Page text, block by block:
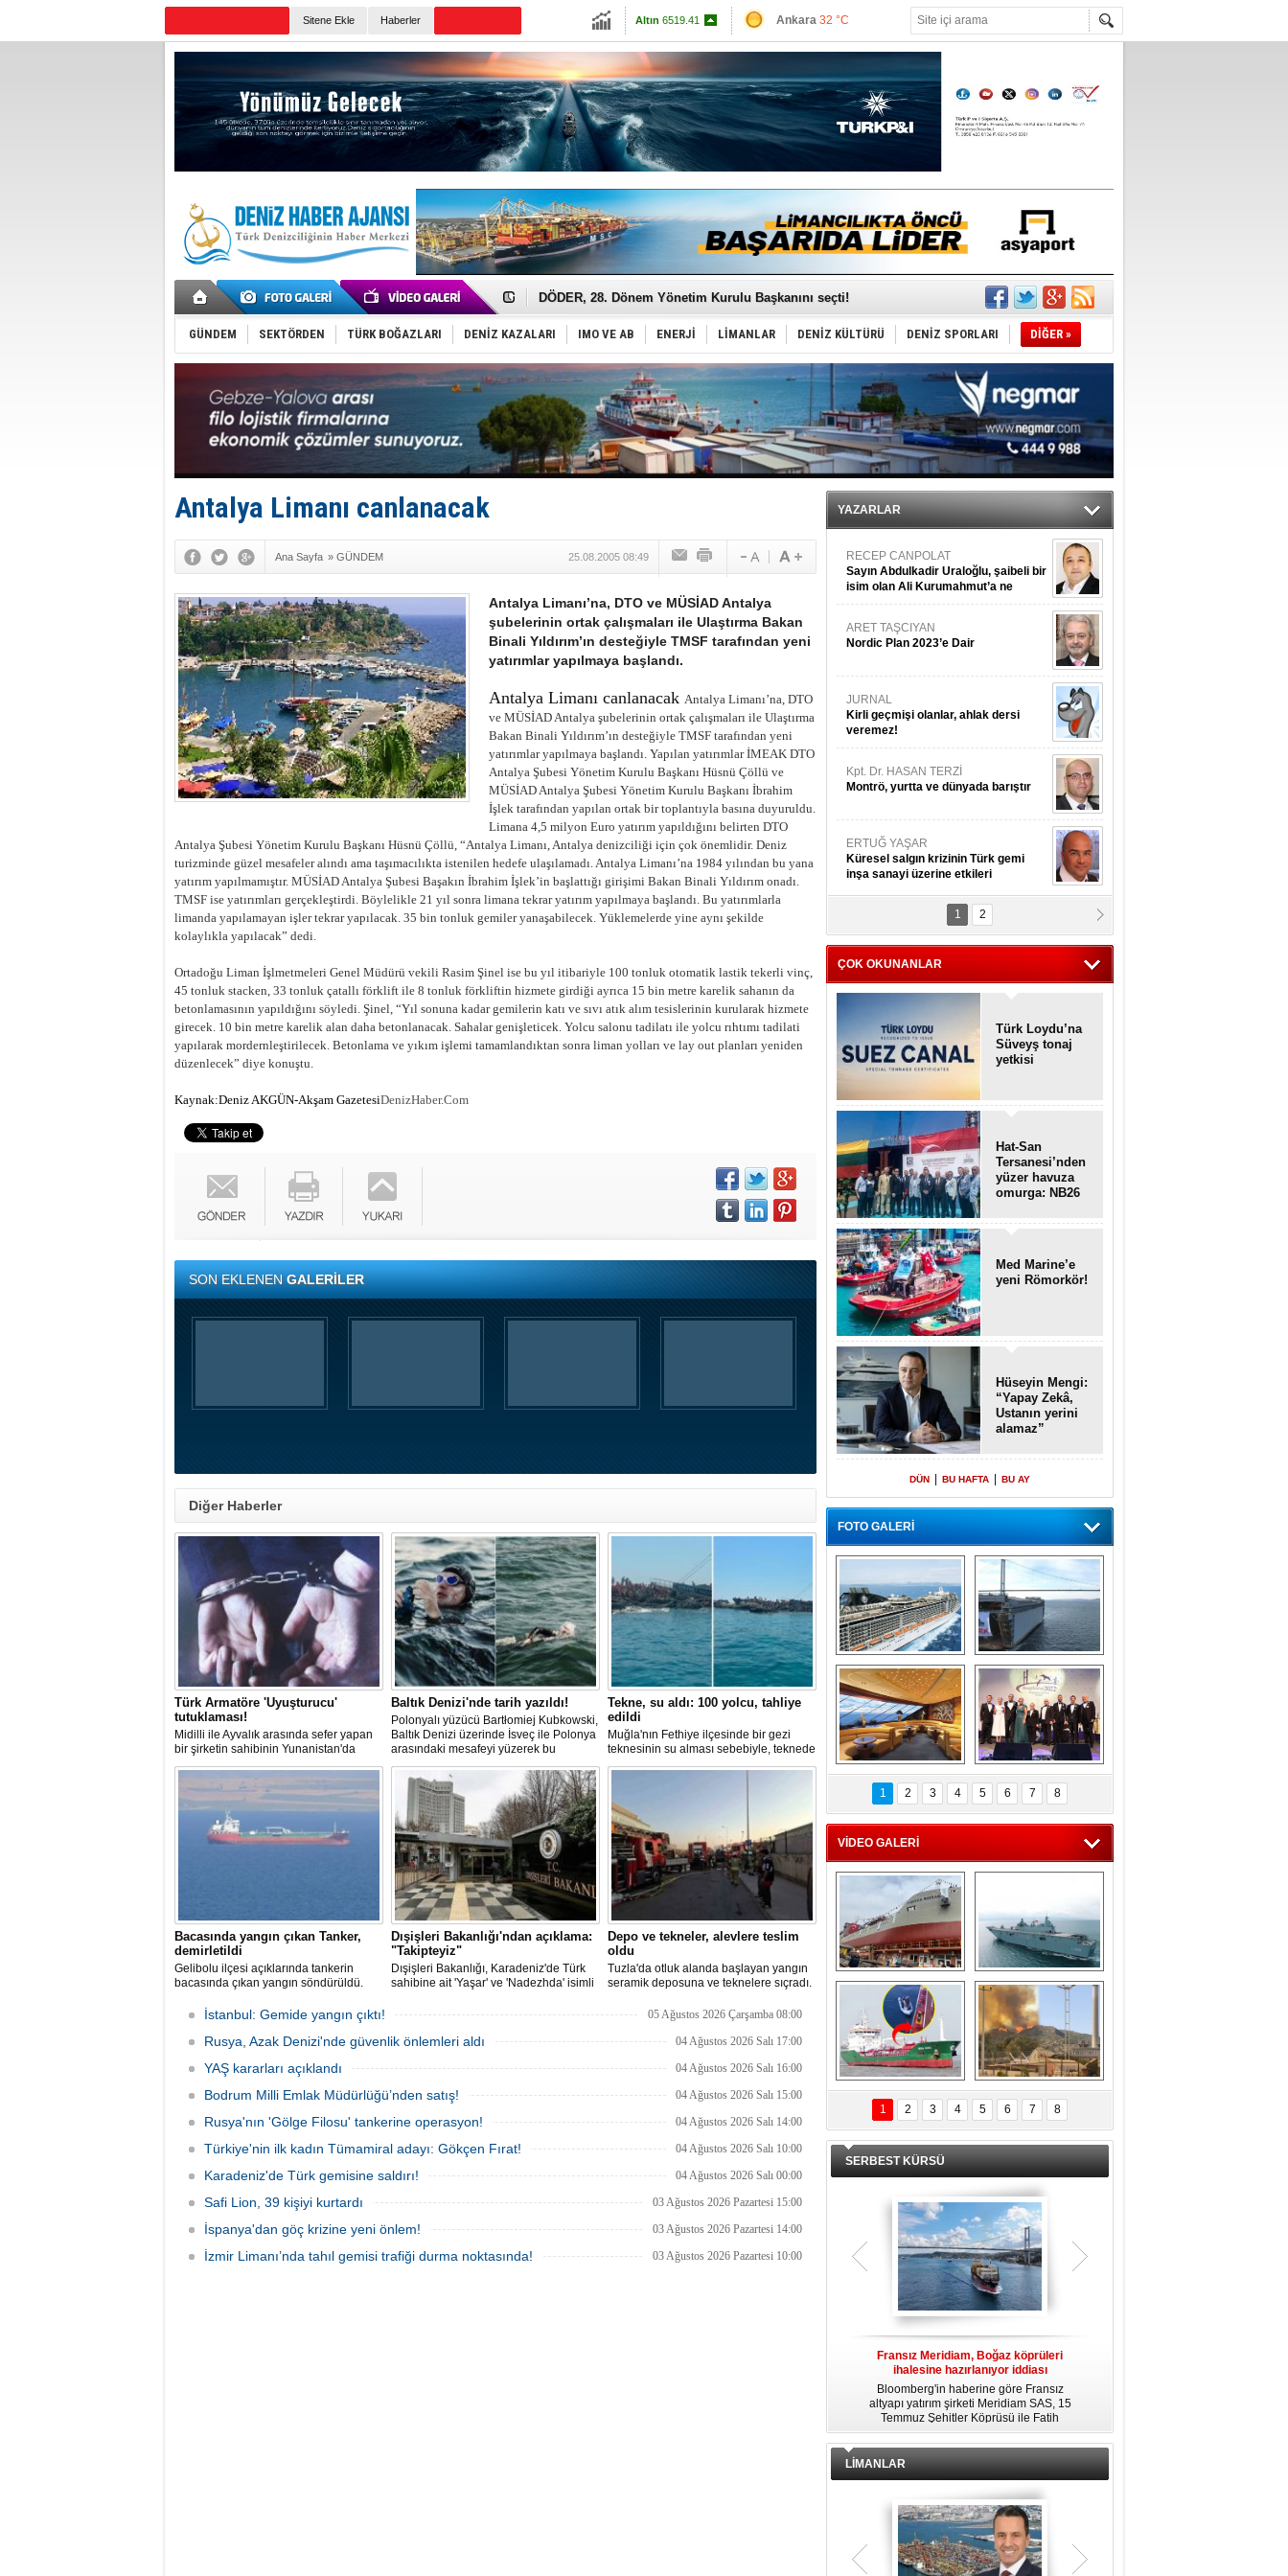
Sitene Ekle Haberler
Altın 6519.41
Euro55.0444
Ankara 32 °C
Antalya34 °C
Muğla 34 °C
Çanakkale 33 °C
Türk Armatöre 'Uyuşturucu' tutuklaması!
DÖDER, 28. Dönem Yönetim Kurulu Başkanını seçti!
Fairline, Türkiye’de ‘SoleMarin’i seçti
Baltık Denizi'nde tarih yazıldı!
Runit kubbesi okyanusun derinliklerinde halkı tehdit ediyor
Dünyanın en tehlikeli yosunu: Yüz binlerce canlıyı öldürmüş
Türk Loydu’na Süveyş tonaj yetkisi
Hüseyin Mengi: “Yapay Zekâ, Ustanın yerini alamaz”
Hat-San Tersanesi’nden yüzer havuza omurga: NB26
Med Marine’e yeni Römorkör!
KOSDER’den Karadeniz için ‘Çağrı’!
Kalyoncu’dan ‘Sefer’ kararı!
GÜNDEM SEKTÖRDEN TÜRK BOĞAZLARI DENİZ KAZALARI IMO VE AB ENERJİ LİMANLAR DENİZ KÜLTÜRÜ DENİZ SPORLARI DİĞER »
Antalya Limanı canlanacak
Ana Sayfa » GÜNDEM 25.08.2005 08:49
Antalya Limanı’na, DTO ve MÜSİAD Antalya
şubelerinin ortak çalışmaları ile Ulaştırma Bakan
Binali Yıldırım’ın desteğiyle TMSF tarafından yeni
yatırımlar yapılmaya başlandı.
Antalya Limanı canlanacak Antalya Limanı’na, DTO
ve MÜSİAD Antalya şubelerinin ortak çalışmaları ile Ulaştırma
Bakan Binali Yıldırım’ın desteğiyle TMSF tarafından yeni
yatırımlar yapılmaya başlandı. Yapılan yatırımlar İMEAK DTO
Antalya Şubesi Yönetim Kurulu Başkanı Hüsnü Çöllü ve
MÜSİAD Antalya Şubesi Yönetim Kurulu Başkanı İbrahim
İşlek tarafından yapılan ortak bir toplantıyla basına duyuruldu.
Limana 4,5 milyon Euro yatırım yapıldığını belirten DTO
Antalya Şubesi Yönetim Kurulu Başkanı Hüsnü Çöllü, “Antalya Limanı, Antalya denizciliği için çok önemlidir. Deniz
turizminde güzel mesafeler alındı ama taşımacılıkta istenilen hedefe ulaşılamadı. Antalya Limanı’na 1984 yılından bu yana
yatırım yapılmamıştır. MÜSİAD Antalya Şubesi Başakın İbrahim İşlek’in başlattığı girişimi Bakan Binali Yıldırım onadı.
TMSF ise yatırımları gerçekleştirdi. Böylelikle 21 yıl sonra limana tekrar yatırım yapılmaya başlandı. Bu yatırımlarla
limanda yapılamayan işler tekrar yapılacak. 35 bin tonluk gemiler yanaşabilecek. Yüklemelerde yine aynı şekilde
kolaylıkla yapılacak” dedi.
Ortadoğu Liman İşlmetmeleri Genel Müdürü vekili Rasim Şinel ise bu yıl itibariyle 100 tonluk otomatik lastik tekerli vinç,
45 tonluk stacken, 33 tonluk çatallı förklift ile 8 tonluk förkliftin hizmete girdiği ayrıca 15 bin metre karelik sahanın da
betonlamasının yapıldığını söyledi. Şinel, “Yıl sonuna kadar gemilerin katı ve sıvı atık alım tesislerinin kurularak hizmete
girecek. 10 bin metre karelik alan daha betonlanacak. Sahalar genişleticek. Yolcu salonu tadilatı ile yolcu rıhtımı tadilati
yapılarak mordernleştirilecek. Betonlama ve yıkım işlemi tamamlandıktan sonra liman yolları ve lay out planları yeniden
düzenlecek” diye konuştu.
Kaynak:Deniz AKGÜN-Akşam GazetesiDenizHaber.Com
SON EKLENENGALERİLER
Diğer Haberler
Türk Armatöre 'Uyuşturucu'
tutuklaması!
Midilli ile Ayvalık arasında sefer yapan
bir şirketin sahibinin Yunanistan'da
tutuklandığı bildirildi.
Baltık Denizi'nde tarih yazıldı!
Polonyalı yüzücü Bartłomiej Kubkowski,
Baltık Denizi üzerinde İsveç ile Polonya
arasındaki mesafeyi yüzerek bu
başarının ilk örneği olarak tarihe geçti.
Tekne, su aldı: 100 yolcu, tahliye
edildi
Muğla'nın Fethiye ilçesinde bir gezi
teknesinin su alması sebebiyle, teknede
bulunan 100 yolcu tahliye edildi,
Bacasında yangın çıkan Tanker,
demirletildi
Gelibolu ilçesi açıklarında tankerin
bacasında çıkan yangın söndürüldü.
Sahası'na demirletildi.
Dışişleri Bakanlığı'ndan açıklama:
"Takipteyiz"
Dışişleri Bakanlığı, Karadeniz'de Türk
sahibine ait 'Yaşar' ve 'Nadezhda' isimli
araçlarıyla gerçekleştirilen saldırıda
güvenliğinin yakından takip edildiğini
Depo ve tekneler, alevlere teslim
oldu
Tuzla'da otluk alanda başlayan yangın
seramik deposuna ve teknelere sıçradı.
alevleri kontrol altına aldı.
İstanbul: Gemide yangın çıktı! 05 Ağustos 2026 Çarşamba 08:00
Rusya, Azak Denizi'nde güvenlik önlemleri aldı 04 Ağustos 2026 Salı 17:00
YAŞ kararları açıklandı 04 Ağustos 2026 Salı 16:00
Bodrum Milli Emlak Müdürlüğü’nden satış! 04 Ağustos 2026 Salı 15:00
Rusya'nın 'Gölge Filosu' tankerine operasyon! 04 Ağustos 2026 Salı 14:00
Türkiye'nin ilk kadın Tümamiral adayı: Gökçen Fırat! 04 Ağustos 2026 Salı 10:00
Karadeniz'de Türk gemisine saldırı! 04 Ağustos 2026 Salı 00:00
Safi Lion, 39 kişiyi kurtardı 03 Ağustos 2026 Pazartesi 15:00
İspanya'dan göç krizine yeni önlem! 03 Ağustos 2026 Pazartesi 14:00
İzmir Limanı’nda tahıl gemisi trafiği durma noktasında! 03 Ağustos 2026 Pazartesi 10:00
YAZARLAR
RECEP CANPOLAT
Sayın Abdulkadir Uraloğlu, şaibeli bir
isim olan Ali Kurumahmut’a ne
danışıyorsunuz?
ARET TAŞCIYAN
Nordic Plan 2023’e Dair
JURNAL
Kirli geçmişi olanlar, ahlak dersi
veremez!
Kpt. Dr. HASAN TERZİ
Montrö, yurtta ve dünyada barıştır
ERTUĞ YAŞAR
Küresel salgın krizinin Türk gemi
inşa sanayi üzerine etkileri
Kpt. MESUT AZMİ GÖKSOY
ithafen...
1 2
ÇOK OKUNANLAR
Türk Loydu’na
Süveyş tonaj
yetkisi
Hat-San
Tersanesi’nden
yüzer havuza
omurga: NB26
Med Marine’e
yeni Römorkör!
Hüseyin Mengi:
“Yapay Zekâ,
Ustanın yerini
alamaz”
DÜN BU HAFTA BU AY
FOTO GALERİ
“Gemi içinde gemi”
konsepti ile MSC
Splendida
Dünyada tek!
Denizaltı yüzer
havuzu intikal
seyrine başladı
MSC'den 55 milyon
euroluk turizm geliri
müjdesi
5. Bosphorus Ship
Brokers Dinner,
İstanbul’da yapıldı
1 2 3 4 5 6 7 8
VİDEO GALERİ
Çeksan Tersanesi,
Başaran Bayrak
tankerini suya
indirdi
TCG Anadolu,
tersane teknik
seyrini tamamladı
Göçmenlerin
imdadına Türk
sahipli MINA DENIZ
yetişti
Milas’taki yangın
yeniden termik
santrallere doğru
ilerliyor
1 2 3 4 5 6 7 8
SERBEST KÜRSÜ
Fransız Meridiam, Boğaz köprüleri
ihalesine hazırlanıyor iddiası
Bloomberg'in haberine göre Fransız
altyapı yatırım şirketi Meridiam SAS, 15
Temmuz Şehitler Köprüsü ile Fatih
Sultan Mehmet Köprüsü'nün
özelleştirilmesine yönelik ihaleyle
zamanda kendi yat limanı, helikopter
pisti ve seçkin villaları da içeren koca
LİMANLAR